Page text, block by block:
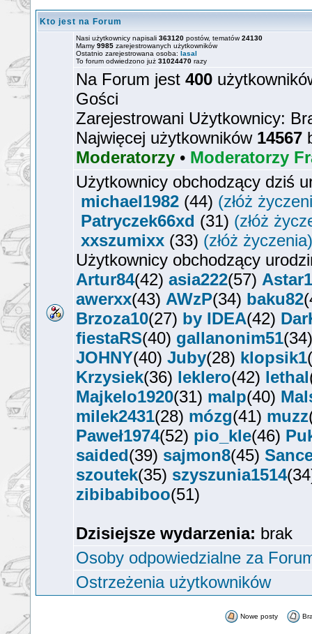
Kto jest na Forum
Nasi użytkownicy napisali 363120 postów, tematów24130
Mamy 9985 zarejestrowanych użytkowników
Ostatnio zarejestrowana osoba: lasal
To forum odwiedzono już 31024470 razy
Na Forum jest 400
Gości
Zarejestrowani Użytkownicy:
Najwięcej użytkowników 14567
Moderatorzy • Moderatorzy
Użytkownicy obchodzący dziś
michael1982 (44) (złóż
Patryczek66xd (31) (złóż
xxszumixx (33) (złóż życzenia)
Użytkownicy obchodzący
Artur84(42) asia222(57)
awerxx(43) AWzP(34) baku82
Brzoza10(27) by IDEA(42)
fiestaRS(40) gallanonim51
JOHNY(40) Juby(28) klopsik1
Krzysiek(36) leklero(42) lethal
Majkelo1920(31) malp(40)
milek2431(28) mózg(41) muzz
Paweł1974(52) pio_kle(46)
saided(39) sajmon8(45)
szoutek(35) szyszunia1514
zibibabiboo(51)
Dzisiejsze wydarzenia: brak
Osoby odpowiedzialne za
Ostrzeżenia użytkowników
Nowe posty